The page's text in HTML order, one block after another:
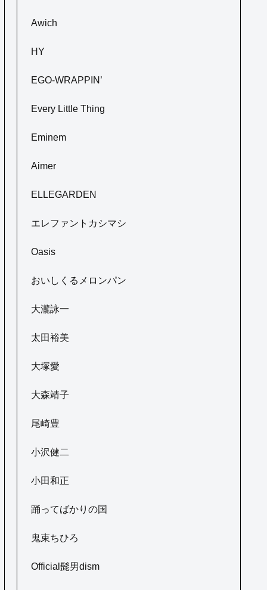
Awich
HY
EGO-WRAPPIN’
Every Little Thing
Eminem
Aimer
ELLEGARDEN
エレファントカシマシ
Oasis
おいしくるメロンパン
大瀧詠一
太田裕美
大塚愛
大森靖子
尾崎豊
小沢健二
小田和正
踊ってばかりの国
鬼束ちひろ
Official髭男dism